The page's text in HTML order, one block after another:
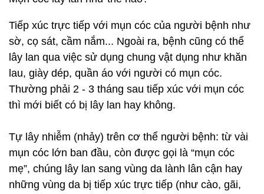
Tiếp xúc trực tiếp với mụn cóc của người bệnh như
sờ, cọ sát, cầm nắm... Ngoài ra, bệnh cũng có thể
lây lan qua việc sử dụng chung vật dụng như khăn
lau, giày dép, quần áo với người có mụn cóc.
Thường phải 2 - 3 tháng sau tiếp xúc với mụn cóc
thì mới biết có bị lây lan hay không.
Tự lây nhiễm (nhảy) trên cơ thể người bệnh: từ vài
mụn cóc lớn ban đầu, còn được gọi là “mụn cóc
mẹ”, chúng lây lan sang vùng da lành lân cận hay
những vùng da bị tiếp xúc trực tiếp (như cào, gãi,